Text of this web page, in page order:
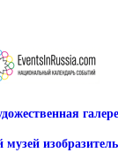
музей